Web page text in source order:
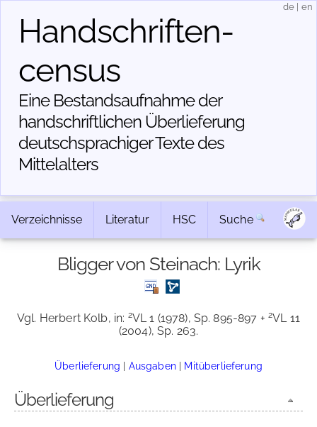
Handschriften­
census
Eine Bestandsaufnahme der
handschriftlichen Über­lieferung
deutschsprachiger Texte des
Mittelalters
de en
Verzeichnisse Literatur HSC Suche
Bligger von Steinach: Lyrik
Vgl. Herbert Kolb, in: 2VL 1 (1978), Sp. 895-897 +2VL 11
(2004), Sp. 263.
Überlieferung | Ausgaben| Mitüberlieferung
Überlieferung